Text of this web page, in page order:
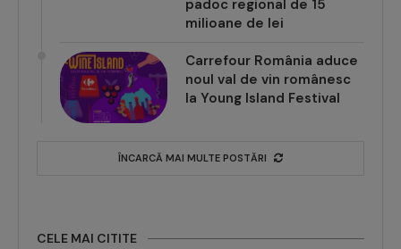
padoc regional de 15
milioane de lei
Carrefour România aduce
noul val de vin românesc
la Young Island Festival
ÎNCARCĂ MAI MULTE POSTĂRI
CELE MAI CITITE